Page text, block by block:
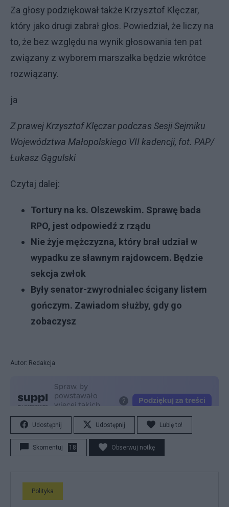
Za głosy podziękował także Krzysztof Klęczar,
który jako drugi zabrał głos. Powiedział, że liczy na
to, że bez względu na wynik głosowania ten pat
związany z wyborem marszałka będzie wkrótce
rozwiązany.
ja
Z prawej Krzysztof Klęczar podczas Sesji Sejmiku
Województwa Małopolskiego VII kadencji, fot. PAP/
Łukasz Gągulski
Czytaj dalej:
Tortury na ks. Olszewskim. Sprawę bada
RPO, jest odpowiedź z rządu
Nie żyje mężczyzna, który brał udział w
wypadku ze sławnym rajdowcem. Będzie
sekcja zwłok
Były senator-zwyrodnialec ścigany listem
gończym. Zawiadom służby, gdy go
zobaczysz
Autor: Redakcja
Udostępnij Udostępnij Lubię to!
Skomentuj 18 Obserwuj notkę
Polityka